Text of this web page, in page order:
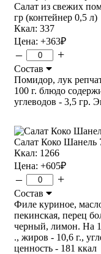
Салат из свежих
гр (контейнер 0,5 л)
Ккал: 337
Цена: +363₽
– +
Состав
Помидор, лук
100 г. блюдо
углеводов - 3,5 гр.
Салат Коко Шанель
Ккал: 1266
Цена: +605₽
– +
Состав
Филе куриное,
пекинская, перец
черный, лимон. На
., жиров - 10,6 г.,
ценность - 181 ккал